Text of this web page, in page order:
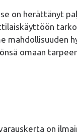
on herättänyt
omaan
on